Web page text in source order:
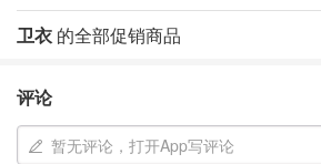
卫衣 的全部促销商品
评论
暂无评论，打开App写评论